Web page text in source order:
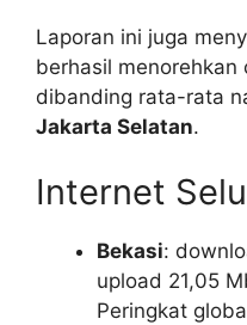
Laporan ini juga
berhasil
dibanding rata-rata
Jakarta Selatan.
Internet
Bekasi:
upload 21,05
Peringkat